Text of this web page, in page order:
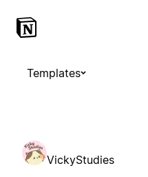
Templates
VickyStudies